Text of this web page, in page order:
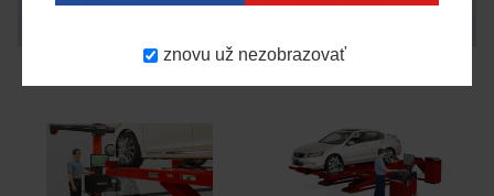
znovu už nezobrazovať
Na objednávku
Na objednávku